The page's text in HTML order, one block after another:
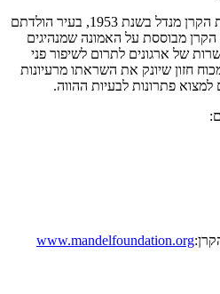
ג׳ק, ג׳וזף ומורטון מנדל, הקימו את הקרן מנדל בשנת 1953, בעיר הולדתם
הקרן מבוססת על האמונה שמנהיגים
של ארגונים לתרום לשיפור פני
חזון שיונק את השראתו מרעיונות
למצוא פתרונות לבעיות ההווה.
www.mandelfoundation.org